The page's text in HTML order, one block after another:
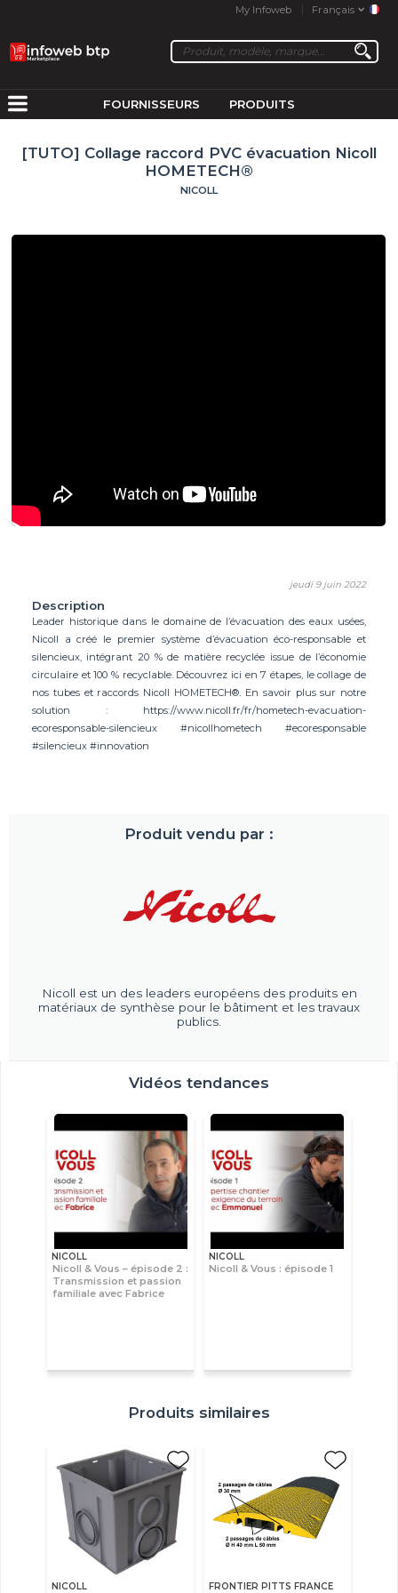
My Infoweb Français
FOURNISSEURS PRODUITS
[TUTO] Collage raccord PVC évacuation Nicoll
HOMETECH®
NICOLL
jeudi 9 juin 2022
Description
Leader historique dans le domaine de l’évacuation des eaux usées,
Nicoll a créé le premier système d’évacuation éco-responsable et
silencieux, intégrant 20 % de matière recyclée issue de l’économie
circulaire et 100 % recyclable. Découvrez ici en 7 étapes, le collage de
nos tubes et raccords Nicoll HOMETECH®. En savoir plus sur notre
solution : https://www.nicoll.fr/fr/hometech-evacuation-
ecoresponsable-silencieux #nicollhometech #ecoresponsable
#silencieux #innovation
Produit vendu par :
Nicoll est un des leaders européens des produits en
matériaux de synthèse pour le bâtiment et les travaux
publics.
Vidéos tendances
NICOLL
Nicoll & Vous – épisode 2 :
Transmission et passion
familiale avec Fabrice
NICOLL
Nicoll & Vous : épisode 1
Produits similaires
NICOLL FRONTIER PITTS FRANCE